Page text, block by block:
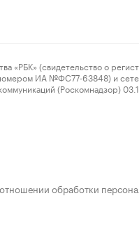
(свидетельство о
ИА №ФС77-63848) и
(Роскомнадзор)
обработки